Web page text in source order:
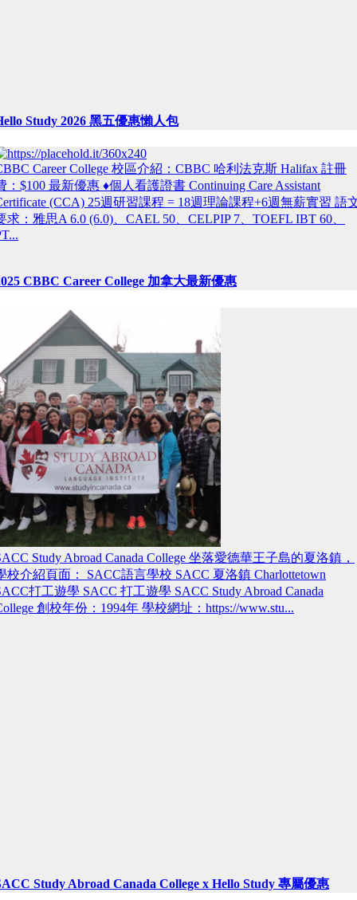
Study 2026 黑五優惠懶人包
Career College 校區介紹：CBBC 哈利法克斯 Halifax 註冊
：$100 最新優惠 ♦個人看護證書 Continuing Care Assistant
(CCA) 25週研習課程 = 18週理論課程+6週無薪實習 語
求：雅思A 6.0 (6.0)、CAEL 50、CELPIP 7、TOEFL IBT 60、
CBBC Career College 加拿大最新優惠
Study Abroad Canada College 坐落愛德華王子島的夏洛鎮，
校介紹頁面： SACC語言學校 SACC 夏洛鎮 Charlottetown
打工遊學 SACC 打工遊學 SACC Study Abroad Canada
創校年份：1994年 學校網址：https://www.stu...
Study Abroad Canada College x Hello Study 專屬優惠